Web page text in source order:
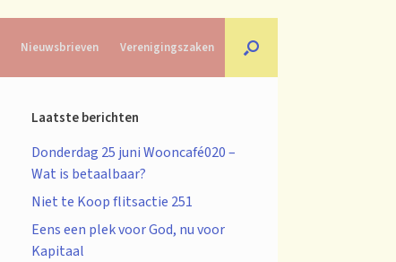
Nieuwsbrieven Verenigingszaken
Laatste berichten
Donderdag 25 juni Wooncafé020 –
Wat is betaalbaar?
Niet te Koop flitsactie 251
Eens een plek voor God, nu voor
Kapitaal